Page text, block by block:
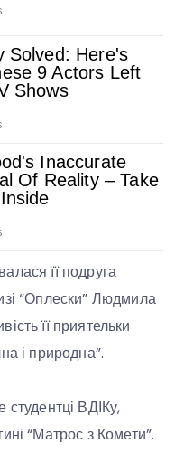
її подруга
“Оплески” Людмила
її приятельки
і природна”.
ВДІКу,
“Матрос з Комети”.